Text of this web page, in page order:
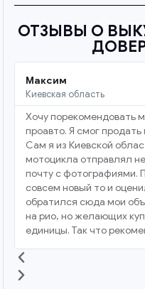
ОТЗЫВЫ О
Максим
Киевская область
Хочу порекомендовать
проавто. Я смог
Сам я из Киевской
мотоцикла отправлял
почту с фотографиями.
совсем новый то и
обратился сюда мои
на рио, но желающих
единицы. Так что